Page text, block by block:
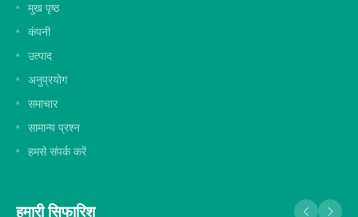
मुख पृष्ठ
कंपनी
उत्पाद
अनुप्रयोग
समाचार
सामान्य प्रश्न
हमसे संपर्क करें
हमारी सिफारिश